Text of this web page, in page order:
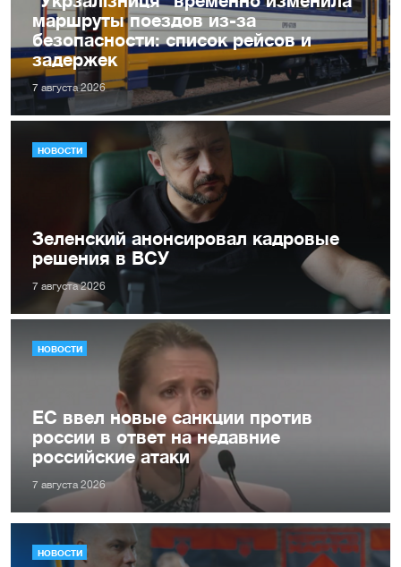
маршруты поездов из-за
безопасности: список рейсов и
задержек
7 августа 2026
НОВОСТИ
Зеленский анонсировал кадровые
решения в ВСУ
7 августа 2026
НОВОСТИ
ЕС ввел новые санкции против
россии в ответ на недавние
российские атаки
7 августа 2026
НОВОСТИ